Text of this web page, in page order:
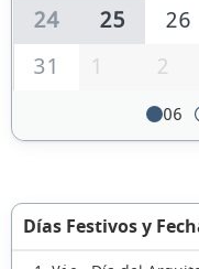
24
25 26
31
1 2
06
Días Festivos y